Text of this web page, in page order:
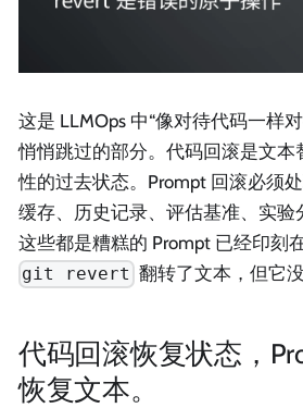
这是 LLMOps 中“像对待代码一样
悄悄跳过的部分。代码回滚是文本
性的过去状态。Prompt 回滚必须
缓存、历史记录、评估基准、实
这些都是糟糕的 Prompt 已经印刻
git revert 翻转了文本，但它
代码回滚恢复状态，
恢复文本。